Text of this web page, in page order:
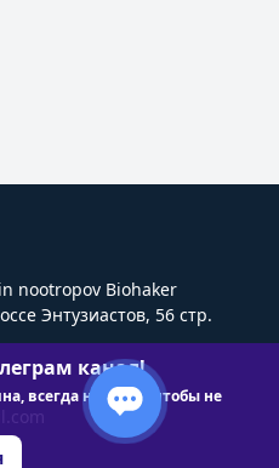
nootropov Biohaker
Энтузиастов, 56 стр.
канал!
всегда на связи чтобы не